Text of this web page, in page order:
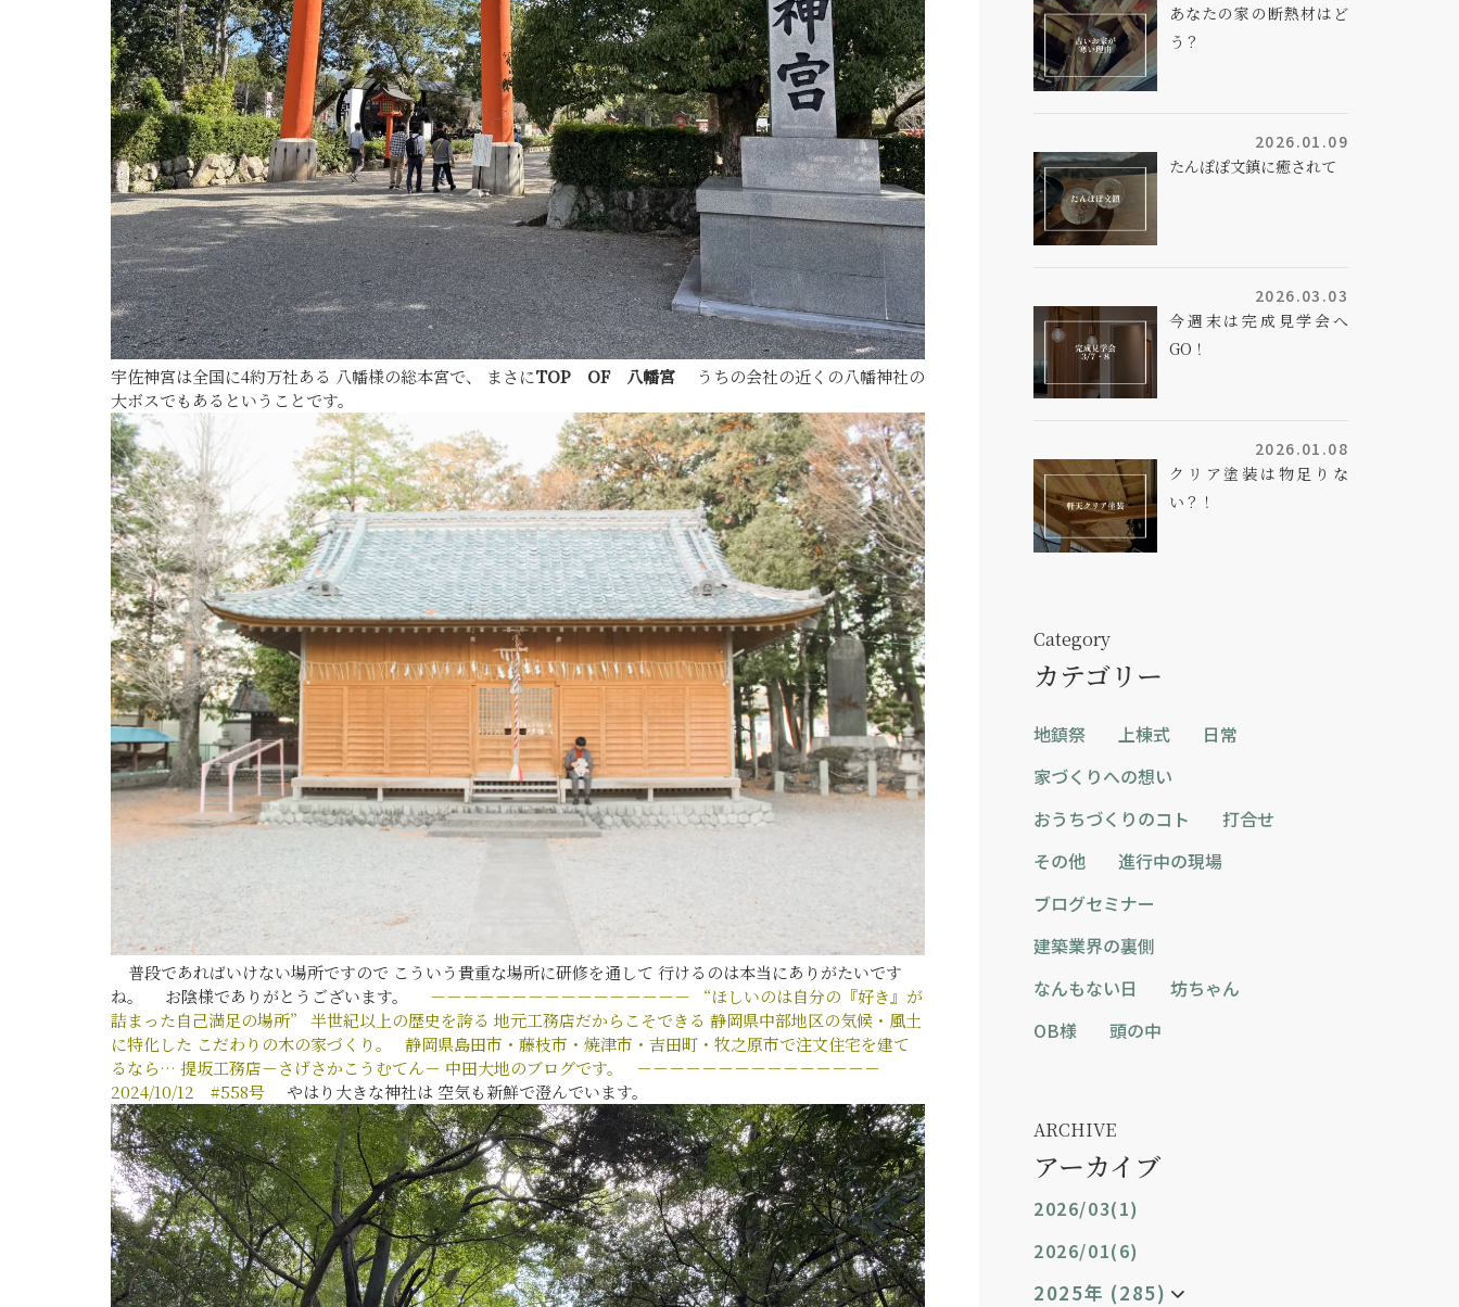
宇佐神宮は全国に4約万社ある 八幡様の総本宮で、 まさにTOP OF 八幡宮 うちの会社の近くの八幡神社の
大ボスでもあるということです。
普段であればいけない場所ですので こういう貴重な場所に研修を通して 行けるのは本当にありがたいです
ね。 お陰様でありがとうございます。 －－－－－－－－－－－－－－－－
“ほしいのは自分の『好き』が
詰まった自己満足の場所”
半世紀以上の歴史を誇る 地元工務店だからこそできる 静岡県中部地区の気候・風土
に特化した こだわりの木の家づくり。
静岡県島田市・藤枝市・焼津市・吉田町・牧之原市で注文住宅を建て
るなら… 提坂工務店－さげさかこうむてん－ 中田大地のブログです。
－－－－－－－－－－－－－－－
2024/10/12 #558号 やはり大きな神社は 空気も新鮮で澄んでいます。
あなたの家の断熱材はど
う？
2026.01.09
たんぽぽ文鎮に癒されて
2026.03.03
今週末は完成見学会へ
GO！
2026.01.08
クリア塗装は物足りな
い？！
Category
カテゴリー
地鎮祭 上棟式
日常
家づくりへの想い
おうちづくりのコト
打合せ
その他
進行中の現場
ブログセミナー
建築業界の裏側
なんもない日
坊ちゃん
OB様
頭の中
ARCHIVE
アーカイブ
2026/03(1)
2026/01(6)
2025年 (285)